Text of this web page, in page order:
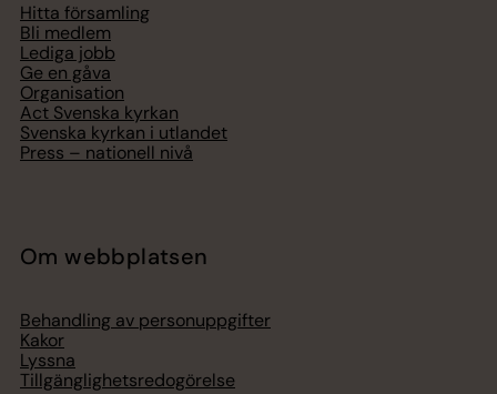
Hitta församling
Bli medlem
Lediga jobb
Ge en gåva
Organisation
Act Svenska kyrkan
Svenska kyrkan i utlandet
Press – nationell nivå
Om webbplatsen
Behandling av personuppgifter
Kakor
Lyssna
Tillgänglighetsredogörelse